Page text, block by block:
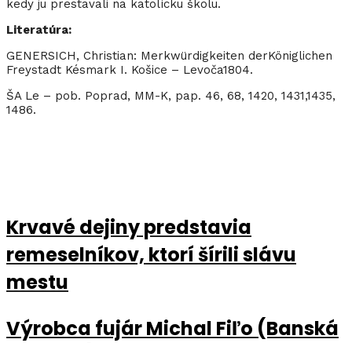
kedy ju prestavali na katolícku školu.
Literatúra:
GENERSICH, Christian: Merkwürdigkeiten derKöniglichen
Freystadt Késmark I. Košice – Levoča1804.
ŠA Le – pob. Poprad, MM-K, pap. 46, 68, 1420, 1431,1435,
1486.
Krvavé dejiny predstavia
remeselníkov, ktorí šírili slávu
mestu
Výrobca fujár Michal Fiľo (Banská